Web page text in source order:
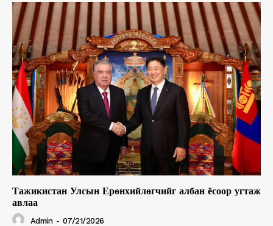
Тажикистан Улсын Ерөнхийлөгчийг албан ёсоор угтаж
авлаа
Admin - 07/21/2026